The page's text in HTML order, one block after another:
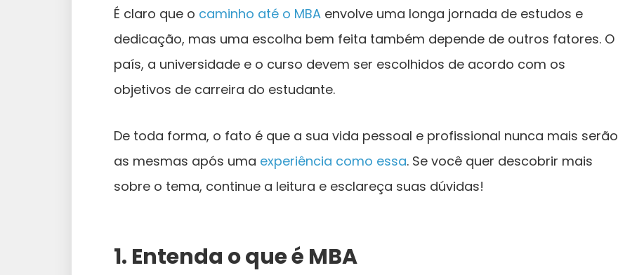
É claro que o caminho até o MBA envolve uma longa jornada de estudos e
dedicação, mas uma escolha bem feita também depende de outros fatores. O
país, a universidade e o curso devem ser escolhidos de acordo com os
objetivos de carreira do estudante.
De toda forma, o fato é que a sua vida pessoal e profissional nunca mais serão
as mesmas após uma experiência como essa. Se você quer descobrir mais
sobre o tema, continue a leitura e esclareça suas dúvidas!
1. Entenda o que é MBA